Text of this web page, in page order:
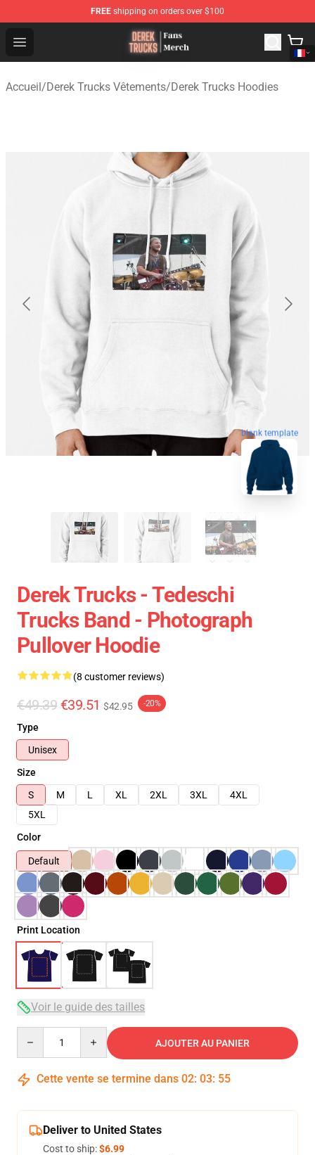
FREE shipping on orders over $100
Open menu
Derek Trucks Store - Official Derek Trucks Merchandise
Accueil/Derek Trucks Vêtements/Derek Trucks Hoodies
blank template
Derek Trucks - Tedeschi
Trucks Band - Photograph
Pullover Hoodie
(8 customer reviews)
€49.39 €39.51 $42.95 -20%
Type
Unisex
Size
S
M L XL 2XL 3XL
4XL
5XL
Color
Default
Print Location
Voir le guide des tailles
AJOUTER AU PANIER
Cette vente se termine dans 02: 03: 54
Deliver to United States
Cost to ship:$6.99